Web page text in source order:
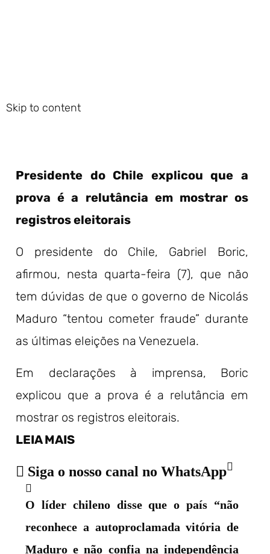
Skip to content
Presidente do Chile explicou que a
prova é a relutância em mostrar os
registros eleitorais
O presidente do Chile, Gabriel Boric,
afirmou, nesta quarta-feira (7), que não
tem dúvidas de que o governo de Nicolás
Maduro “tentou cometer fraude” durante
as últimas eleições na Venezuela.
Em declarações à imprensa, Boric
explicou que a prova é a relutância em
mostrar os registros eleitorais.
LEIA MAIS
Siga o nosso canal no WhatsApp
O líder chileno disse que o país “não
reconhece a autoproclamada vitória de
Maduro e não confia na independência